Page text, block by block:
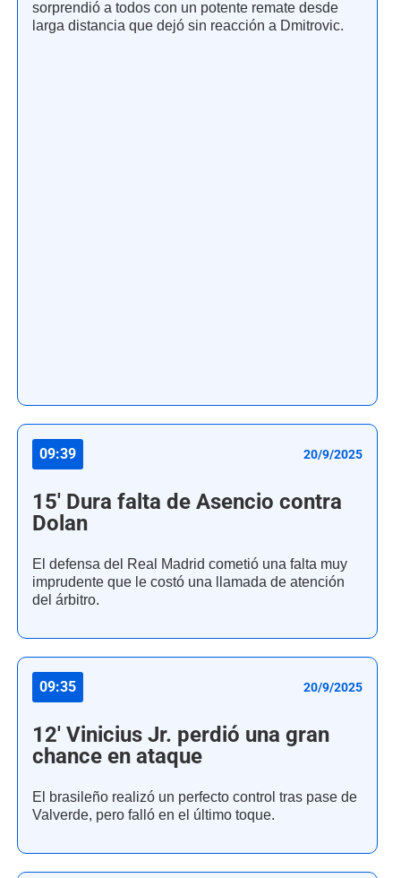
sorprendió a todos con un potente remate desde
larga distancia que dejó sin reacción a Dmitrovic.
09:39 20/9/2025
15' Dura falta de Asencio contra
Dolan
El defensa del Real Madrid cometió una falta muy
imprudente que le costó una llamada de atención
del árbitro.
09:35 20/9/2025
12' Vinicius Jr. perdió una gran
chance en ataque
El brasileño realizó un perfecto control tras pase de
Valverde, pero falló en el último toque.